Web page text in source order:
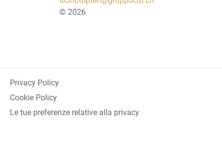
© 2026
Privacy Policy
Cookie Policy
Le tue preferenze relative alla privacy